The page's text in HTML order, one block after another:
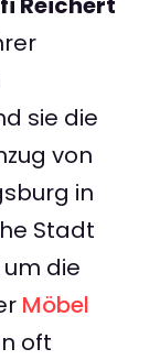
sie die
von
in
Stadt
die
Möbel
oft